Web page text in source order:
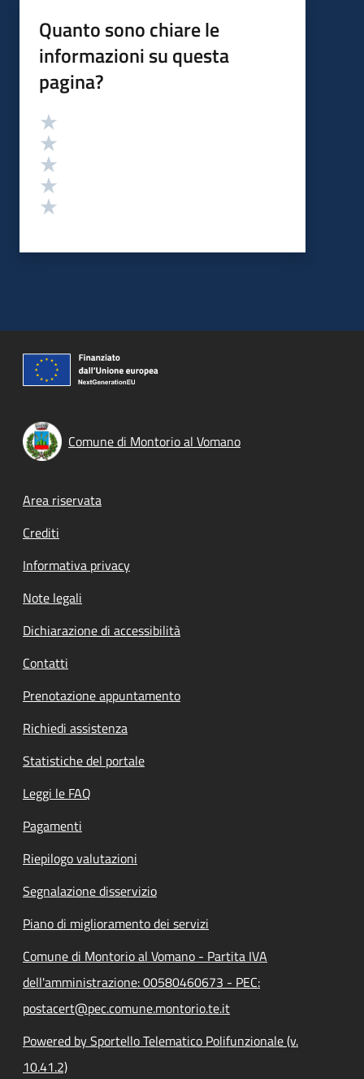
Quanto sono chiare le
informazioni su questa
pagina?
Valutazione
Comune di Montorio al Vomano
Footer menu
Area riservata
Crediti
Informativa privacy
Note legali
Dichiarazione di accessibilità
Contatti
Prenotazione appuntamento
Richiedi assistenza
Statistiche del portale
Leggi le FAQ
Pagamenti
Riepilogo valutazioni
Segnalazione disservizio
Piano di miglioramento dei servizi
Comune di Montorio al Vomano - Partita IVA
dell'amministrazione: 00580460673 - PEC:
postacert@pec.comune.montorio.te.it
Powered by Sportello Telematico Polifunzionale (v.
10.41.2)